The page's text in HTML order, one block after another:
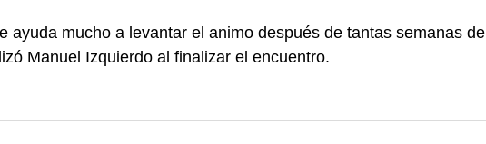
ayuda mucho a levantar el animo después de tantas semanas de
Manuel Izquierdo al finalizar el encuentro.